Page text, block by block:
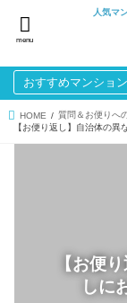
人気マ
menu
おすすめマンション
HOME
質問＆お便りへ
【お便り返し】自治体の
【お便
しに